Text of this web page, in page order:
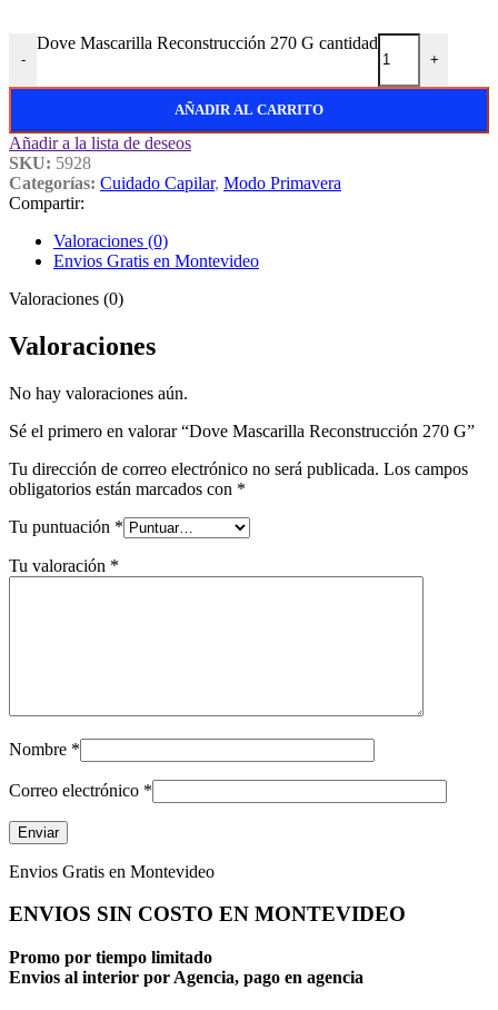
-
Dove Mascarilla Reconstrucción 270 G cantidad
+
AÑADIR AL CARRITO
Añadir a la lista de deseos
SKU: 5928
Categorías: Cuidado Capilar, Modo Primavera
Compartir:
Valoraciones (0)
Envios Gratis en Montevideo
Valoraciones (0)
Valoraciones
No hay valoraciones aún.
Sé el primero en valorar “Dove Mascarilla Reconstrucción 270 G”
Tu dirección de correo electrónico no será publicada. Los campos
obligatorios están marcados con *
Tu puntuación *
Tu valoración *
Nombre *
Correo electrónico *
Envios Gratis en Montevideo
ENVIOS SIN COSTO EN MONTEVIDEO
Promo por tiempo limitado
Envios al interior por Agencia, pago en agencia